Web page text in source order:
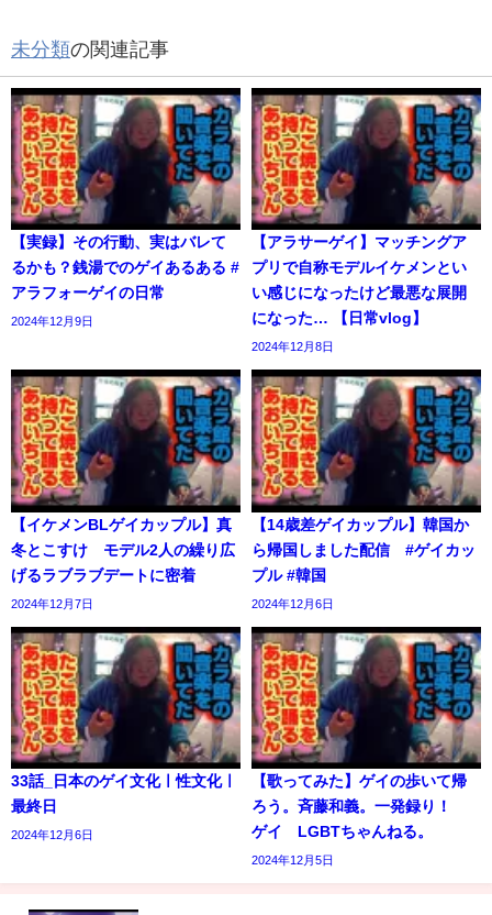
未分類の関連記事
【実録】その行動、実はバレて
るかも？銭湯でのゲイあるある #
アラフォーゲイの日常
2024年12月9日
【アラサーゲイ】マッチングア
プリで自称モデルイケメンとい
い感じになったけど最悪な展開
になった… 【日常vlog】
2024年12月8日
【イケメンBLゲイカップル】真
冬とこすけ モデル2人の繰り広
げるラブラブデートに密着
2024年12月7日
【14歳差ゲイカップル】韓国か
ら帰国しました配信 #ゲイカッ
プル #韓国
2024年12月6日
33話_日本のゲイ文化ㅣ性文化ㅣ
最終日
2024年12月6日
【歌ってみた】ゲイの歩いて帰
ろう。斉藤和義。一発録り！
ゲイ LGBTちゃんねる。
2024年12月5日